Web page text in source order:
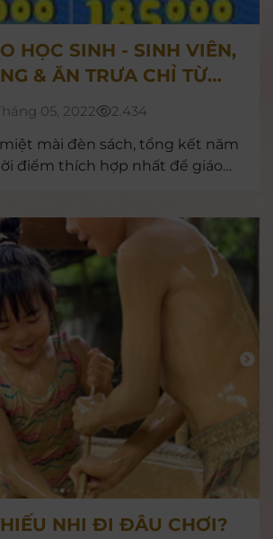
HỌC SINH - SINH VIÊN,
& ĂN TRƯA CHỈ TỪ
05, 2022
2.434
mài đèn sách, tổng kết năm
điểm thích hợp nhất để giáo
NHI ĐI ĐÂU CHƠI?